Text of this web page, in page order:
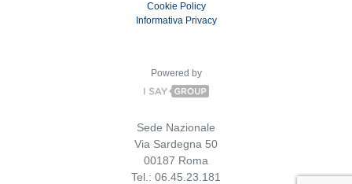
Cookie Policy
Informativa Privacy
Powered by
Sede Nazionale
Via Sardegna 50
00187 Roma
Tel.: 06.45.23.181